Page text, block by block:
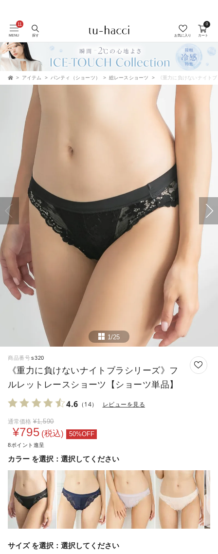
会員登録で今すぐ使えるポイントプレゼント！
MENU 探す お気に入り カート
0
アイテム パンティ（ショーツ） 総レースショーツ 《重力に負けないナイト
1/25
商品番号 s320
《重力に負けないナイトブラシリーズ》フ
ルレットレースショーツ【ショーツ単品】
4.6 （14） レビューを見る
通常価格 ¥1,590
¥795 税込
8
カラー 選択してください
サイズ 選択してください